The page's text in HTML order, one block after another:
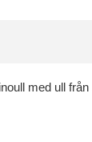
med ull